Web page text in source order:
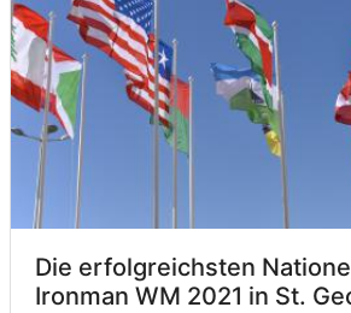
Die erfolgreichsten
Ironman WM 2021 in St.